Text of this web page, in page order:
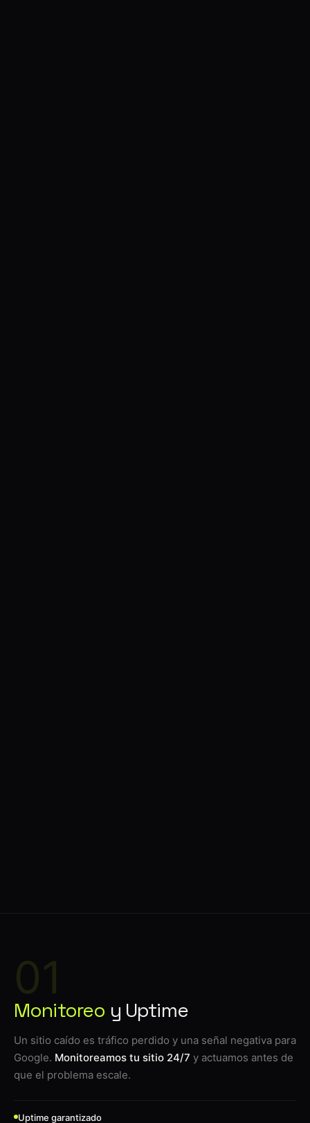
01
Monitoreo y Uptime
Un sitio caído es tráfico perdido y una señal negativa para
Google. Monitoreamos tu sitio 24/7 y actuamos antes de
que el problema escale.
Uptime garantizado